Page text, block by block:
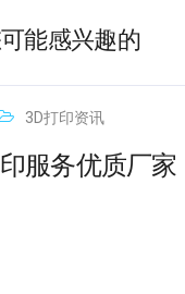
能感兴趣的
3D打印资讯
服务优质厂家